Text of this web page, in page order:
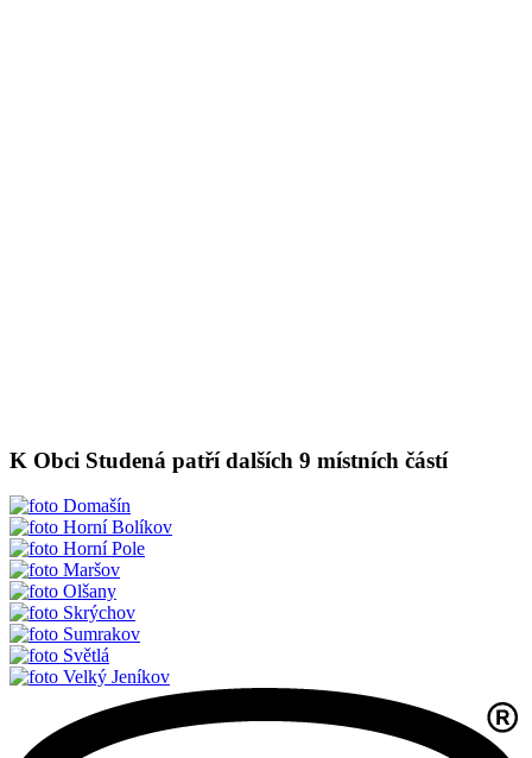
K Obci Studená patří dalších 9 místních částí
Domašín
Horní Bolíkov
Horní Pole
Maršov
Olšany
Skrýchov
Sumrakov
Světlá
Velký Jeníkov